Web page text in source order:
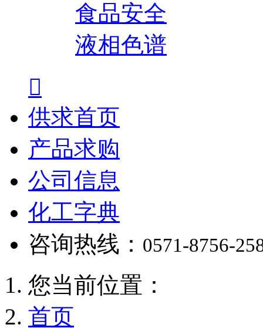
食品安全
液相色谱

供求首页
产品求购
公司信息
化工字典
咨询热线： 0571-8756-
您当前位置：
首页